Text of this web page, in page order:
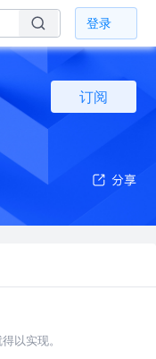
登录
订阅
以实现。